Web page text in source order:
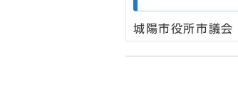
城陽市役所市議